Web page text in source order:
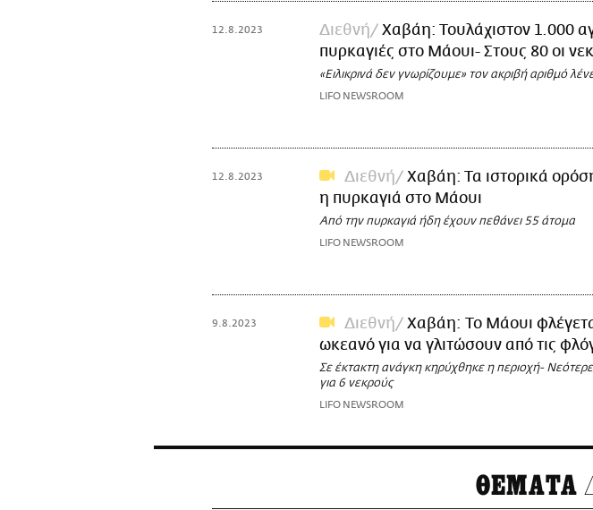
12.8.2023 Διεθνή
Χαβάη: Τουλάχιστον 1.000
πυρκαγιές στο Μάουι- Στους 80 οι
«Ειλικρινά δεν γνωρίζουμε» τον ακριβή αριθμό
LIFO NEWSROOM
12.8.2023 Διεθνή
Χαβάη: Τα ιστορικά
η πυρκαγιά στο Μάουι
Από την πυρκαγιά ήδη έχουν πεθάνει 55 άτομα
LIFO NEWSROOM
9.8.2023 Διεθνή
Χαβάη: To Μάουι
ωκεανό για να γλιτώσουν από τις
Σε έκτακτη ανάγκη κηρύχθηκε η περιοχή-
για 6 νεκρούς
LIFO NEWSROOM
ΘΕΜΑΤΑ